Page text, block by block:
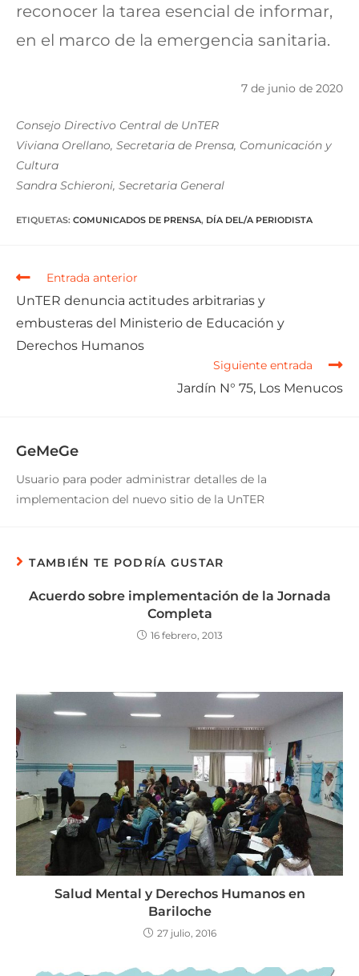
reconocer la tarea esencial de informar,
en el marco de la emergencia sanitaria.
7 de junio de 2020
Consejo Directivo Central de UnTER
Viviana Orellano, Secretaria de Prensa, Comunicación y
Cultura
Sandra Schieroni, Secretaria General
ETIQUETAS: COMUNICADOS DE PRENSA, DÍA DEL/A PERIODISTA
Entrada anterior
UnTER denuncia actitudes arbitrarias y
embusteras del Ministerio de Educación y
Derechos Humanos
Siguiente entrada
Jardín N° 75, Los Menucos
GeMeGe
Usuario para poder administrar detalles de la
implementacion del nuevo sitio de la UnTER
TAMBIÉN TE PODRÍA GUSTAR
Acuerdo sobre implementación de la Jornada
Completa
16 febrero, 2013
Salud Mental y Derechos Humanos en
Bariloche
27 julio, 2016